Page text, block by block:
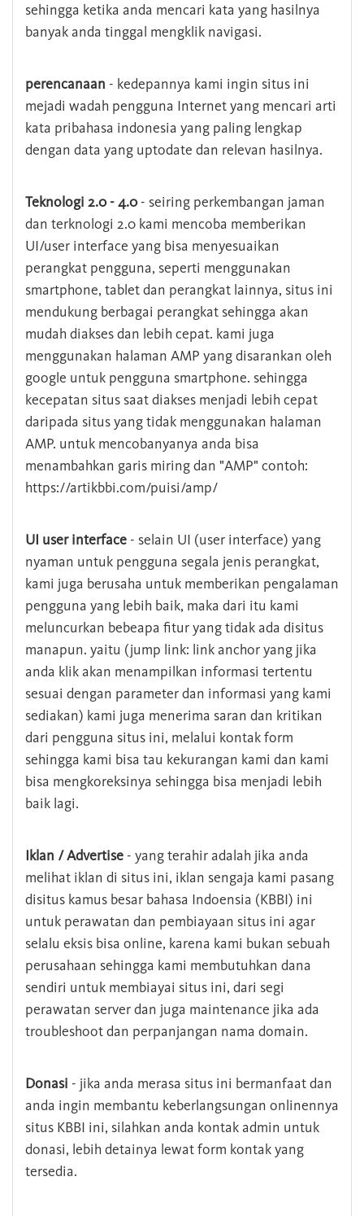
sehingga ketika anda mencari kata yang hasilnya
banyak anda tinggal mengklik navigasi.
perencanaan - kedepannya kami ingin situs ini
mejadi wadah pengguna Internet yang mencari arti
kata pribahasa indonesia yang paling lengkap
dengan data yang uptodate dan relevan hasilnya.
Teknologi 2.0 - 4.0- seiring perkembangan jaman
dan terknologi 2.0 kami mencoba memberikan
UI/user interface yang bisa menyesuaikan
perangkat pengguna, seperti menggunakan
smartphone, tablet dan perangkat lainnya, situs ini
mendukung berbagai perangkat sehingga akan
mudah diakses dan lebih cepat. kami juga
menggunakan halaman AMP yang disarankan oleh
google untuk pengguna smartphone. sehingga
kecepatan situs saat diakses menjadi lebih cepat
daripada situs yang tidak menggunakan halaman
AMP. untuk mencobanyanya anda bisa
menambahkan garis miring dan "AMP" contoh:
https://artikbbi.com/puisi/amp/
UI user interface - selain UI (user interface) yang
nyaman untuk pengguna segala jenis perangkat,
kami juga berusaha untuk memberikan pengalaman
pengguna yang lebih baik, maka dari itu kami
meluncurkan bebeapa fitur yang tidak ada disitus
manapun. yaitu (jump link: link anchor yang jika
anda klik akan menampilkan informasi tertentu
sesuai dengan parameter dan informasi yang kami
sediakan) kami juga menerima saran dan kritikan
dari pengguna situs ini, melalui kontak form
sehingga kami bisa tau kekurangan kami dan kami
bisa mengkoreksinya sehingga bisa menjadi lebih
baik lagi.
Iklan / Advertise - yang terahir adalah jika anda
melihat iklan di situs ini, iklan sengaja kami pasang
disitus kamus besar bahasa Indoensia (KBBI) ini
untuk perawatan dan pembiayaan situs ini agar
selalu eksis bisa online, karena kami bukan sebuah
perusahaan sehingga kami membutuhkan dana
sendiri untuk membiayai situs ini, dari segi
perawatan server dan juga maintenance jika ada
troubleshoot dan perpanjangan nama domain.
Donasi - jika anda merasa situs ini bermanfaat dan
anda ingin membantu keberlangsungan onlinennya
situs KBBI ini, silahkan anda kontak admin untuk
donasi, lebih detainya lewat form kontak yang
tersedia.